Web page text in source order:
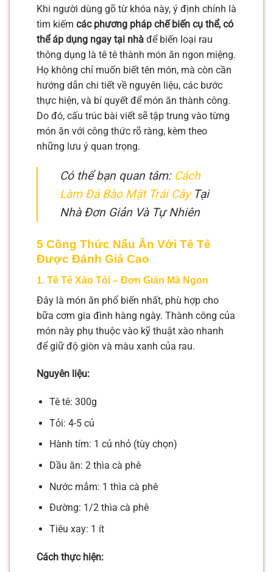
Khi người dùng gõ từ khóa này, ý định chính là
tìm kiếm các phương pháp chế biến cụ thể, có
thể áp dụng ngay tại nhà để biến loại rau
thông dụng là tê tê thành món ăn ngon miệng.
Họ không chỉ muốn biết tên món, mà còn cần
hướng dẫn chi tiết về nguyên liệu, các bước
thực hiện, và bí quyết để món ăn thành công.
Do đó, cấu trúc bài viết sẽ tập trung vào từng
món ăn với công thức rõ ràng, kèm theo
những lưu ý quan trọng.
Có thể bạn quan tâm: Cách
Làm Đá Bào Mật Trái CâyTại
Nhà Đơn Giản Và Tự Nhiên
5 Công Thức Nấu Ăn Với Tê Tê
Được Đánh Giá Cao
1. Tê Tê Xào Tỏi – Đơn Giản Mà Ngon
Đây là món ăn phổ biến nhất, phù hợp cho
bữa cơm gia đình hàng ngày. Thành công của
món này phụ thuộc vào kỹ thuật xào nhanh
để giữ độ giòn và màu xanh của rau.
Nguyên liệu:
Tê tê: 300g
Tỏi: 4-5 củ
Hành tím: 1 củ nhỏ (tùy chọn)
Dầu ăn: 2 thìa cà phê
Nước mắm: 1 thìa cà phê
Đường: 1/2 thìa cà phê
Tiêu xay: 1 ít
Cách thực hiện: